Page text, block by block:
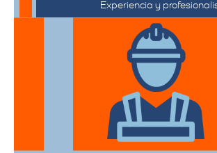
Experiencia y
El equipo de expertos en
alta gama está capacitado
desde objetos delicados hasta
de gran tamaño con el mayor